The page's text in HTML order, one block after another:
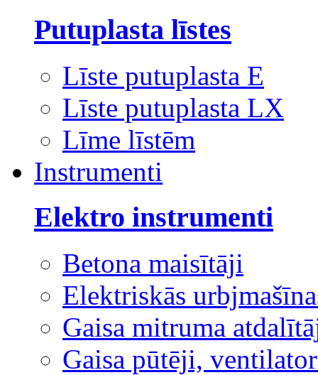
Putuplasta līstes
Līste putuplasta E
Līste putuplasta LX
Līme līstēm
Instrumenti
Elektro instrumenti
Betona maisītāji
Elektriskās
Gaisa mitruma
Gaisa pūtēji,